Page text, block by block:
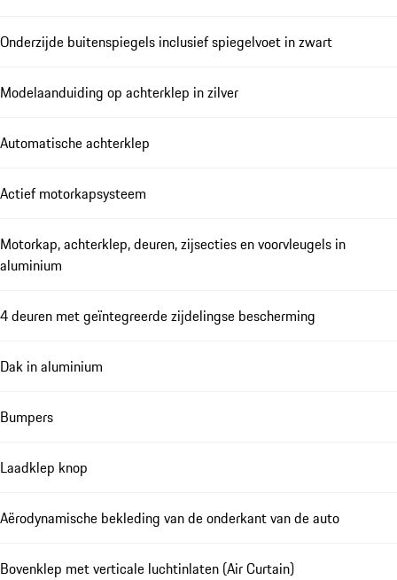
Onderzijde buitenspiegels inclusief spiegelvoet in zwart
Modelaanduiding op achterklep in zilver
Automatische achterklep
Actief motorkapsysteem
Motorkap, achterklep, deuren, zijsecties en voorvleugels in
aluminium
4 deuren met geïntegreerde zijdelingse bescherming
Dak in aluminium
Bumpers
Laadklep knop
Aërodynamische bekleding van de onderkant van de auto
Bovenklep met verticale luchtinlaten (Air Curtain)